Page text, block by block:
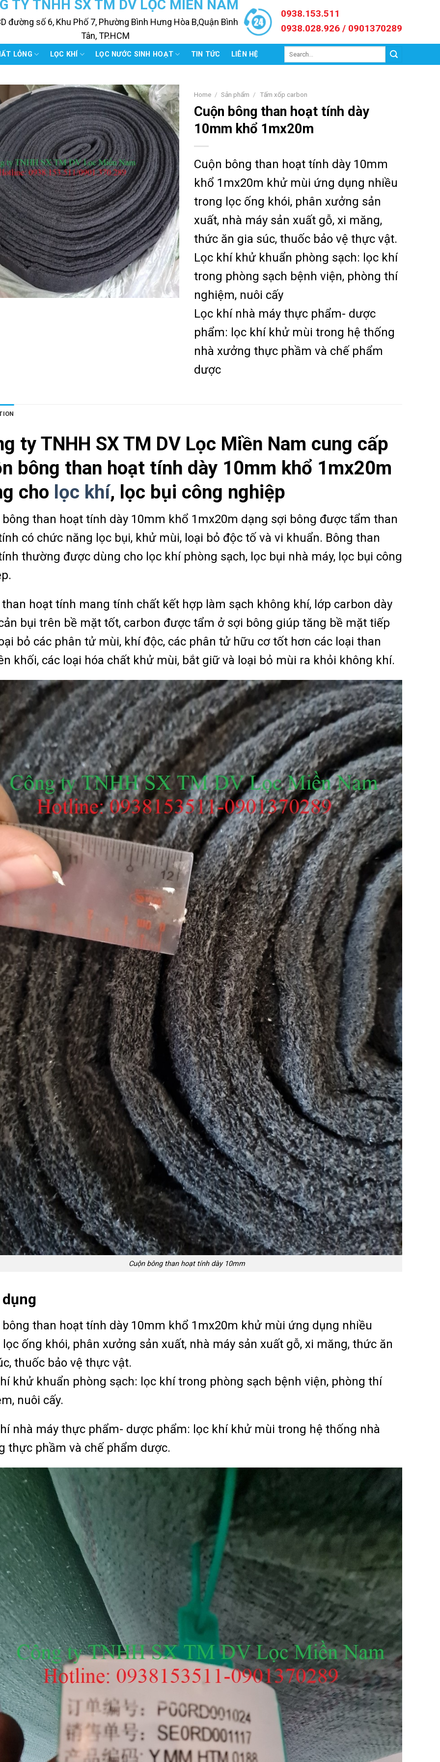
TY TNHH SX TM DV LỌC MIỀN NAM
đường số 6, Khu Phố 7, Phường Bình Hưng Hòa B,Quận Bình
Tân, TP.HCM
0938.153.511
0938.028.926 / 0901370289
LỎNG LỌC KHÍ LỌC NƯỚC SINH HOẠT TIN TỨC LIÊN HỆ
Home / Sản phẩm / Tấm xốp carbon
Cuộn bông than hoạt tính dày
10mm khổ 1mx20m
Cuộn bông than hoạt tính dày 10mm
khổ 1mx20m khử mùi ứng dụng nhiều
trong lọc ống khói, phân xưởng sản
xuất, nhà máy sản xuất gỗ, xi măng,
thức ăn gia súc, thuốc bảo vệ thực vật.
Lọc khí khử khuẩn phòng sạch: lọc khí
trong phòng sạch bệnh viện, phòng thí
nghiệm, nuôi cấy
Lọc khí nhà máy thực phẩm- dược
phẩm: lọc khí khử mùi trong hệ thống
nhà xưởng thực phầm và chế phẩm
dược
ty TNHH SX TM DV Lọc Miền Nam cung cấp
bông than hoạt tính dày 10mm khổ 1mx20m
cho lọc khí, lọc bụi công nghiệp
bông than hoạt tính dày 10mm khổ 1mx20m dạng sợi bông được tẩm than
có chức năng lọc bụi, khử mùi, loại bỏ độc tố và vi khuẩn. Bông than
thường được dùng cho lọc khí phòng sạch, lọc bụi nhà máy, lọc bụi công
hoạt tính mang tính chất kết hợp làm sạch không khí, lớp carbon dày
bụi trên bề mặt tốt, carbon được tẩm ở sợi bông giúp tăng bề mặt tiếp
bỏ các phân tử mùi, khí độc, các phân tử hữu cơ tốt hơn các loại than
khối, các loại hóa chất khử mùi, bắt giữ và loại bỏ mùi ra khỏi không khí.
Cuộn bông than hoạt tính dày 10mm
bông than hoạt tính dày 10mm khổ 1mx20m khử mùi ứng dụng nhiều
ống khói, phân xưởng sản xuất, nhà máy sản xuất gỗ, xi măng, thức ăn
thuốc bảo vệ thực vật.
khử khuẩn phòng sạch: lọc khí trong phòng sạch bệnh viện, phòng thí
nuôi cấy.
nhà máy thực phẩm- dược phẩm: lọc khí khử mùi trong hệ thống nhà
thực phầm và chế phẩm dược.